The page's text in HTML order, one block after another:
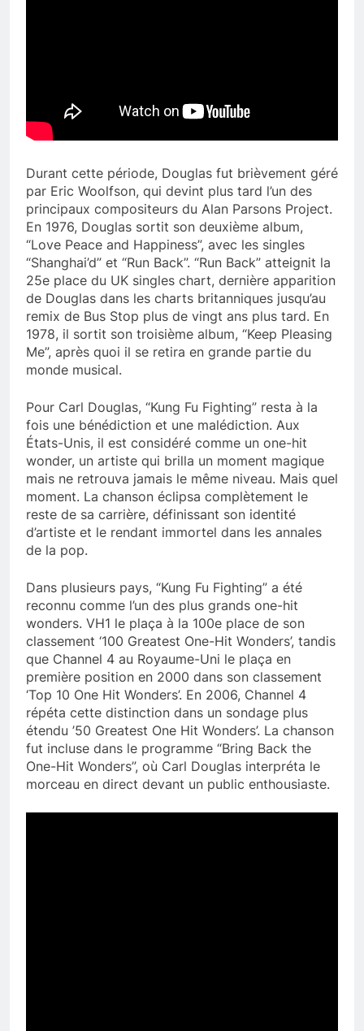
Durant cette période, Douglas fut brièvement géré
par Eric Woolfson, qui devint plus tard l’un des
principaux compositeurs du Alan Parsons Project.
En 1976, Douglas sortit son deuxième album,
“Love Peace and Happiness”, avec les singles
“Shanghai’d” et “Run Back”. “Run Back” atteignit la
25e place du UK singles chart, dernière apparition
de Douglas dans les charts britanniques jusqu’au
remix de Bus Stop plus de vingt ans plus tard. En
1978, il sortit son troisième album, “Keep Pleasing
Me”, après quoi il se retira en grande partie du
monde musical.
Pour Carl Douglas, “Kung Fu Fighting” resta à la
fois une bénédiction et une malédiction. Aux
États-Unis, il est considéré comme un one-hit
wonder, un artiste qui brilla un moment magique
mais ne retrouva jamais le même niveau. Mais quel
moment. La chanson éclipsa complètement le
reste de sa carrière, définissant son identité
d’artiste et le rendant immortel dans les annales
de la pop.
Dans plusieurs pays, “Kung Fu Fighting” a été
reconnu comme l’un des plus grands one-hit
wonders. VH1 le plaça à la 100e place de son
classement ‘100 Greatest One-Hit Wonders’, tandis
que Channel 4 au Royaume-Uni le plaça en
première position en 2000 dans son classement
‘Top 10 One Hit Wonders’. En 2006, Channel 4
répéta cette distinction dans un sondage plus
étendu ’50 Greatest One Hit Wonders’. La chanson
fut incluse dans le programme “Bring Back the
One-Hit Wonders”, où Carl Douglas interpréta le
morceau en direct devant un public enthousiaste.